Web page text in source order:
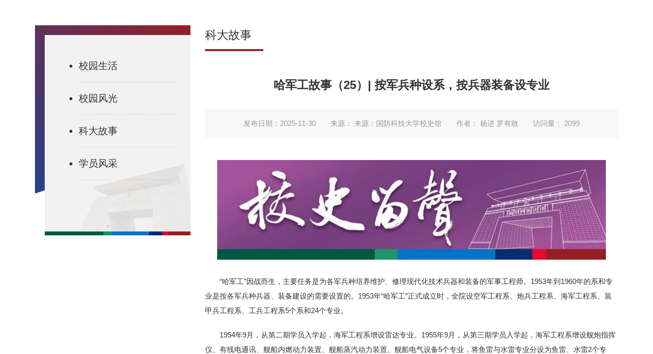
校园生活
校园风光
科大故事
学员风采
科大故事
哈军工故事（25）| 按军兵种设系，按兵器装备设专业
发布日期：2025-11-30 来源： 来源：国防科技大学校史馆 作者： 杨进 罗有敢 访问量： 2099
“哈军工”因战而生，主要任务是为各军兵种培养维护、修理现代化技术兵器和装备的军事工程师。1953年到1960年的系和专
业是按各军兵种兵器、装备建设的需要设置的。1953年“哈军工”正式成立时，全院设空军工程系、炮兵工程系、海军工程系、装
甲兵工程系、工兵工程系5个系和24个专业。
1954年9月，从第二期学员入学起，海军工程系增设雷达专业。1955年9月，从第三期学员入学起，海军工程系增设舰炮指挥
仪、有线电通讯、舰船内燃动力装置、舰船蒸汽动力装置、舰船电气设备5个专业，将鱼雷与水雷专业分设为鱼雷、水雷2个专